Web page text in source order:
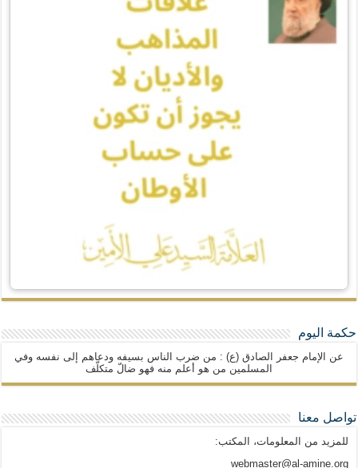
حكمة اليوم
عن الإمام جعفر الصادق (ع) : من ضرب الناس بسيفه ودعاهم إلى نفسه وفي
المسلمين من هو أعلم منه فهو ضالّ متكلّف
تواصل معنا
للمزيد من المعلومات، المكتب:
webmaster@al-amine.org